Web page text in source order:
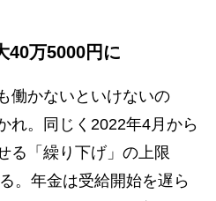
40万5000円に
働かないといけないの
。同じく2022年4月から
る「繰り下げ」の上限
。年金は受給開始を遅ら